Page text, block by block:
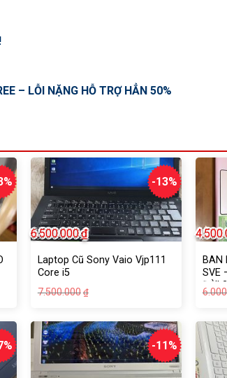
– LỖI NẶNG HỖ TRỢ HẲN 50%
-13%
Laptop Cũ Sony Vaio Vjp111
Core i5
7.500.000 ₫
7.500.000₫.
6.500.000₫
là:
6.500.000₫.
BAN
SVE
ĐỜI
-11%